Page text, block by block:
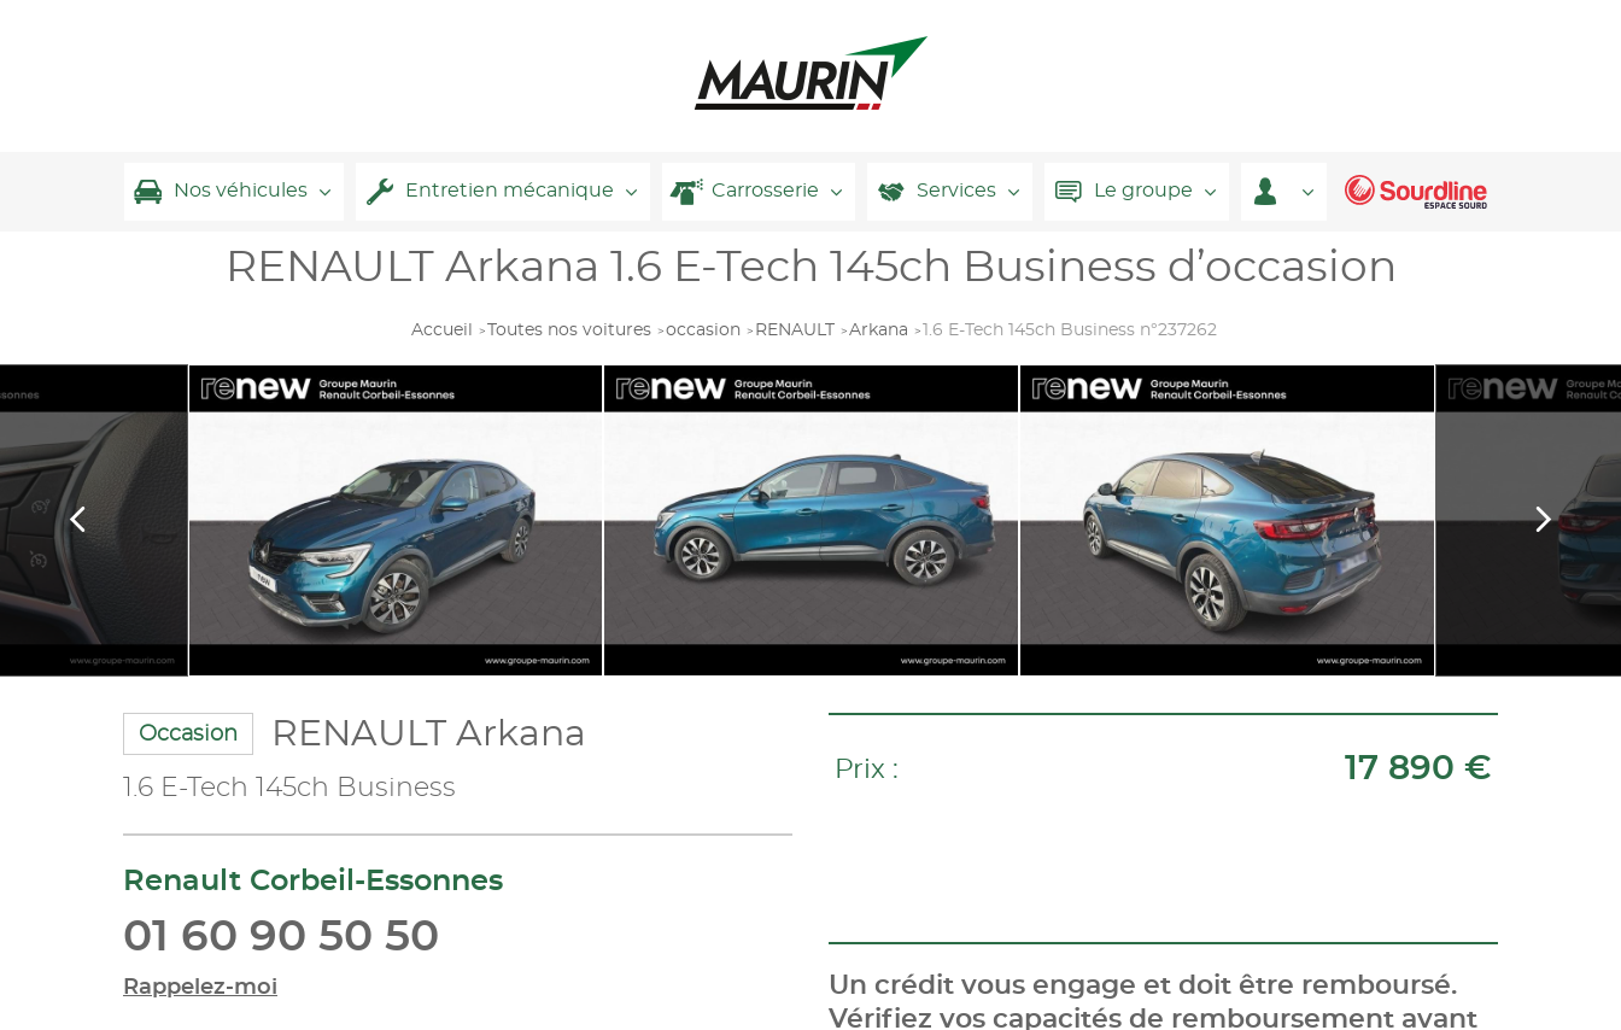
Nos véhicules Entretien mécanique Carrosserie Services Le groupe
RENAULT Arkana 1.6 E-Tech 145ch Business d’occasion
Accueil Toutes nos voitures occasion RENAULT Arkana 1.6 E-Tech 145ch Business n°237262
Occasion RENAULT Arkana
1.6 E-Tech 145ch Business
Renault Corbeil-Essonnes
01 60 90 50 50
Rappelez-moi
Prix : 17 890 €
Un crédit vous engage et doit être remboursé.
Vérifiez vos capacités de remboursement avant